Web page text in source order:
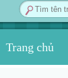
Trang chủ